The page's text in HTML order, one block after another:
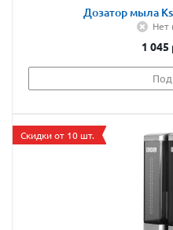
Дозатор мыла
Нет
1 045
Под
Скидки от 10 шт.